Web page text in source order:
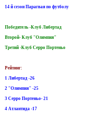
14 й сезон Парагвая по футболу
Победитель -Клуб Либертад
Второй- Клуб "Олимпия"
Третий -Клуб Серро Портеньо
Рейтинг:
1 Либертад -26
2 "Олимпия" -25
3 Серро Портеньо- 21
4 Aтлантида -17